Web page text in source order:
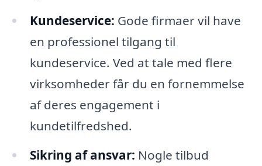
Kundeservice: Gode firmaer vil have
en professionel tilgang til
kundeservice. Ved at tale med flere
virksomheder får du en fornemmelse
af deres engagement i
kundetilfredshed.
Sikring af ansvar: Nogle tilbud